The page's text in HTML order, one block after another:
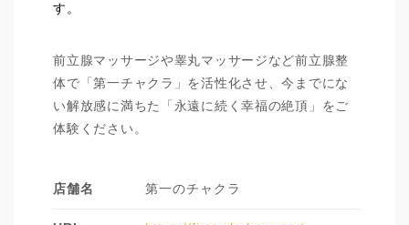
す。
前立腺マッサージや睾丸マッサージなど前立腺整
体で「第一チャクラ」を活性化させ、今までにな
い解放感に満ちた「永遠に続く幸福の絶頂」をご
体験ください。
店舗名 第一のチャクラ